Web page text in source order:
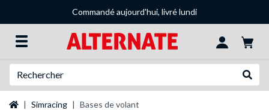
Commandé aujourd'hui, livré lundi
Page d'accueil
Simracing Bases de volant